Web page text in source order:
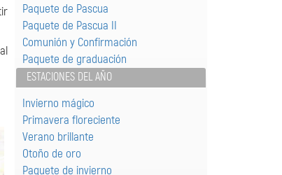
Paquete de Pascua
Paquete de Pascua II
Comunión y Confirmación
Paquete de graduación
ESTACIONES DEL AÑO
Invierno mágico
Primavera floreciente
Verano brillante
Otoño de oro
Paquete de invierno